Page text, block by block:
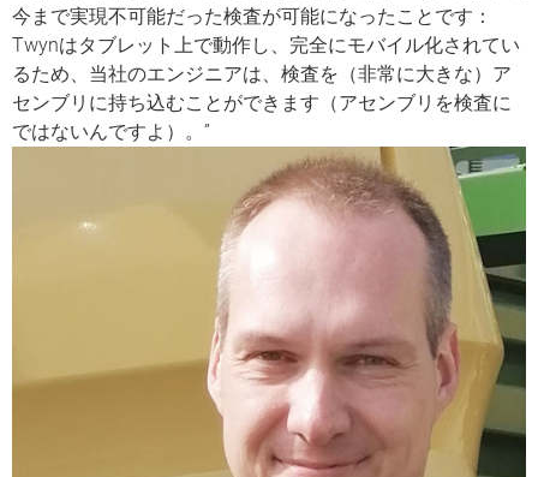
今まで実現不可能だった検査が可能になったことです：
Twynはタブレット上で動作し、完全にモバイル化されてい
るため、当社のエンジニアは、検査を（非常に大きな）ア
センブリに持ち込むことができます（アセンブリを検査に
ではないんですよ）。”